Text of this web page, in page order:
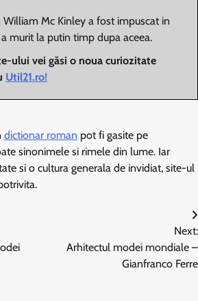
William Mc Kinley a fost impuscat in
murit la putin timp dupa aceea.
ului vei găsi o noua curiozitate
Util21.ro!
dictionar roman pot fi gasite pe
sinonimele si rimele din lume. Iar
si o cultura generala de invidiat, site-ul
Next:
Arhitectul modei mondiale –
Gianfranco Ferre